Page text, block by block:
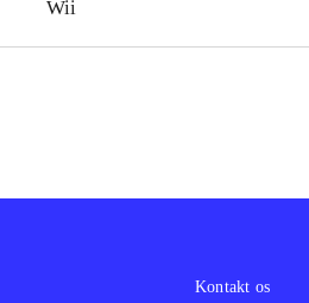
Wii
Kontakt os